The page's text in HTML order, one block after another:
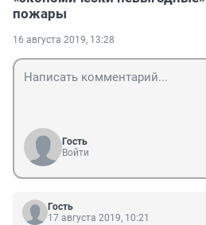
пожары
16 августа 2019, 13:28
Гость
Войти
Гость
17 августа 2019, 10:21